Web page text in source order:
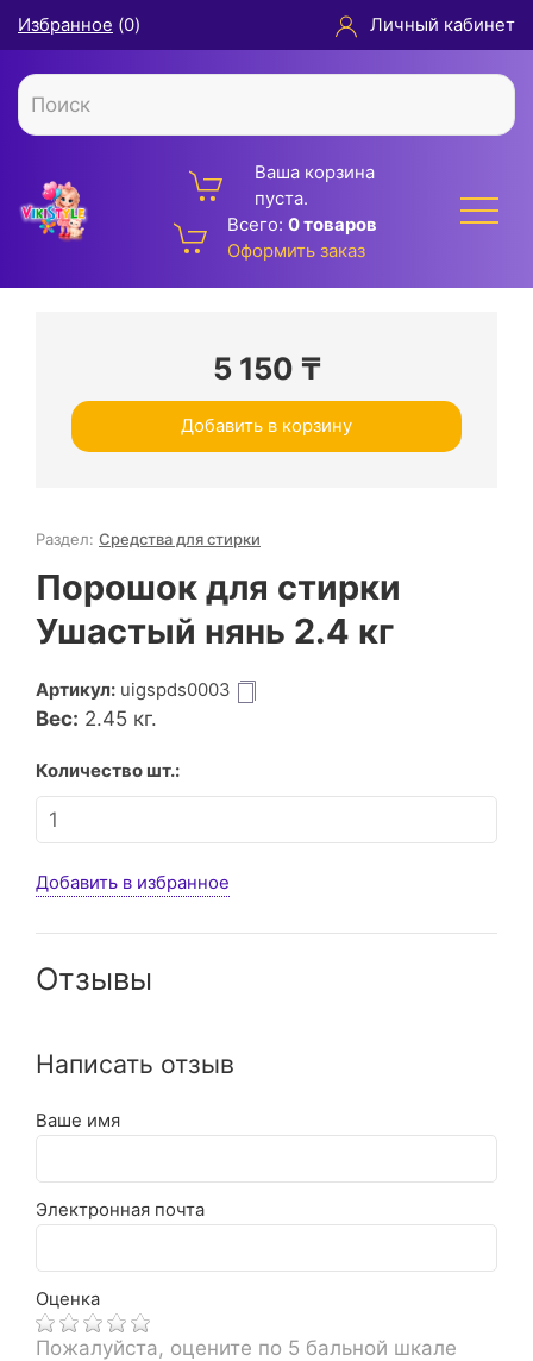
Избранное (0) Личный кабинет
Ваша корзина
пуста.
Всего: 0 товаров
Оформить заказ
5 150 ₸
Добавить в корзину
Раздел: Средства для стирки
Порошок для стирки
Ушастый нянь 2.4 кг
Артикул: uigspds0003
Вес: 2.45 кг.
Количество шт.:
Добавить в избранное
Отзывы
Написать отзыв
Ваше имя
Электронная почта
Оценка
Пожалуйста, оцените по 5 бальной шкале